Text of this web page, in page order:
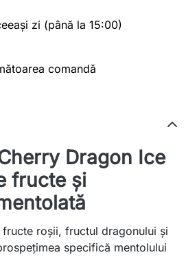
zi (până la 15:00)
comandă
Dragon Ice
fructe și
roșii, fructul dragonului și
specifică mentolului